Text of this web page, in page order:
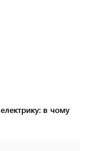
в чому